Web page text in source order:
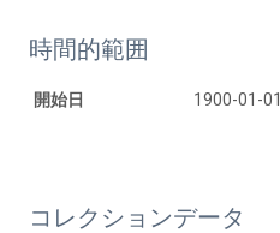
時間的範囲
開始日 1900-01-01
コレクションデータ